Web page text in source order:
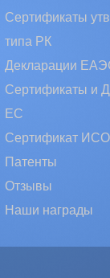
Сертификаты
типа РК
Декларации
Сертификаты и
EC
Сертификат ИСО
Патенты
Отзывы
Наши награды